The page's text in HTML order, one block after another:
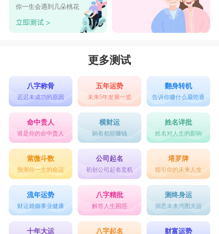
你一生会遇到几朵桃花
更多测试
八字称骨
迟迟未成功的原因
五年运势
未来5年发展一览
翻身转机
告诉你赚什么最吃香
命中贵人
谁是你的命中贵人
横财运
躺着都能赚钱
姓名详批
姓名对人生的影响
紫微斗数
预测你一生的命运
公司起名
初创公司起名玄机
塔罗牌
指引你的未来人生
流年运势
财运婚姻事业健康
八字精批
解答人生困惑
测终身运
洞悉未来鸿图大运
十年大运 八字起名 财富运势